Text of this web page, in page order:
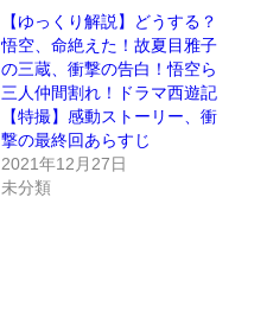
【ゆっくり解説】どうする？
悟空、命絶えた！故夏目雅子
の三蔵、衝撃の告白！悟空ら
三人仲間割れ！ドラマ西遊記
【特撮】感動ストーリー、衝
撃の最終回あらすじ
2021年12月27日
未分類